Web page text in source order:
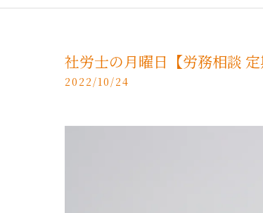
社労士の月曜日【労務相談
2022/10/24